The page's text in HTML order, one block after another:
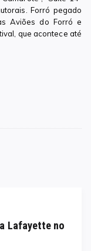
Forró pegado
Aviões do Forró e
que acontece até
Lafayette no